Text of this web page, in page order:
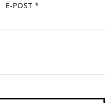
E-POST *